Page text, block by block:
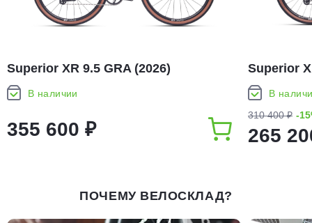
Superior XR 9.5 GRA (2026)
В наличии
355 600 ₽
Superior
В
310 400 ₽ -
265
ПОЧЕМУ ВЕЛОСКЛАД?